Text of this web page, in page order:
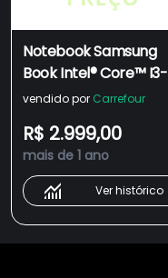
Notebook Samsung
Book Intel® Core™ I3-
1115g4, Windows 11
15.6" Full Hd Led Cinza
vendido por Carrefour
R$ 2.999,00
mais de 1 ano
Ver histórico